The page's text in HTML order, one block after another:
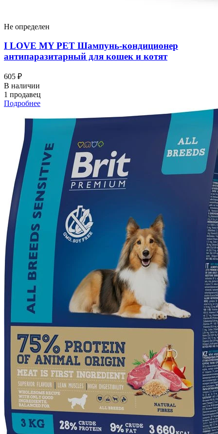
Не определен
I LOVЕ MY PET Шампунь-кондиционер
антипаразитарный для кошек и котят
605 ₽
В наличии
1 продавец
Подробнее